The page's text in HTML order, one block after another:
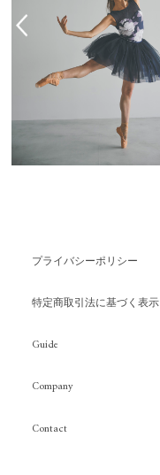
プライバシーポリシー
特定商取引法に基づく表示
Guide
Company
Contact